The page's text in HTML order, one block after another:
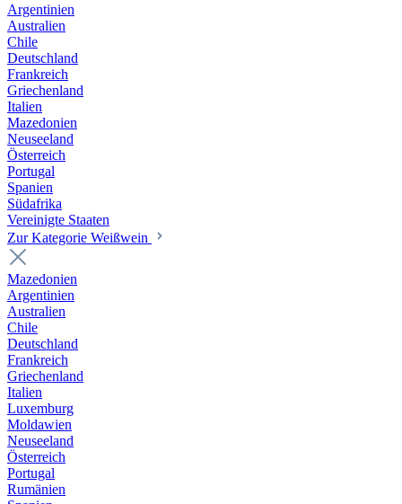
Argentinien
Australien
Chile
Deutschland
Frankreich
Griechenland
Italien
Mazedonien
Neuseeland
Österreich
Portugal
Spanien
Südafrika
Vereinigte Staaten
Zur Kategorie Weißwein
Mazedonien
Argentinien
Australien
Chile
Deutschland
Frankreich
Griechenland
Italien
Luxemburg
Moldawien
Neuseeland
Österreich
Portugal
Rumänien